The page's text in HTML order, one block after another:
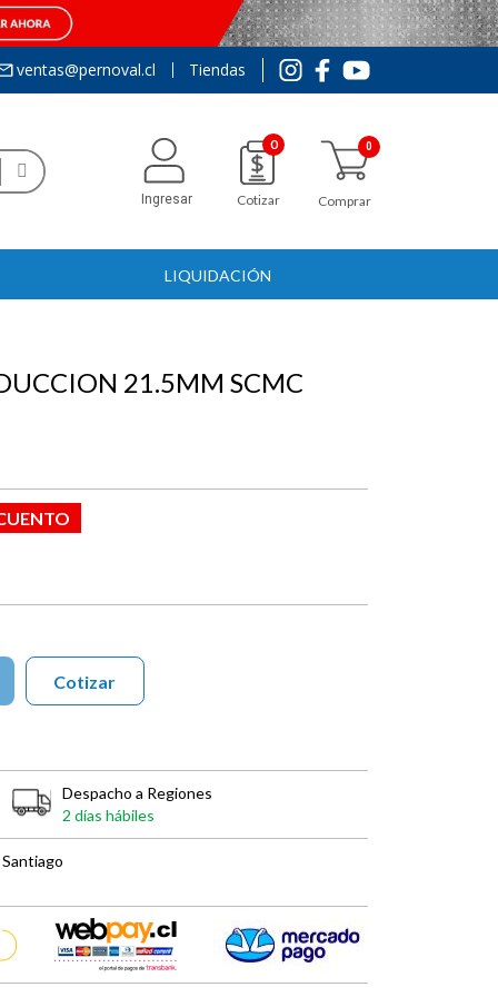
ventas@pernoval.cl Tiendas
Ingresar
0
Cotizar Comprar
LIQUIDACIÓN
21.5MM SCMC
Cotizar
Despacho a Regiones
2 días hábiles